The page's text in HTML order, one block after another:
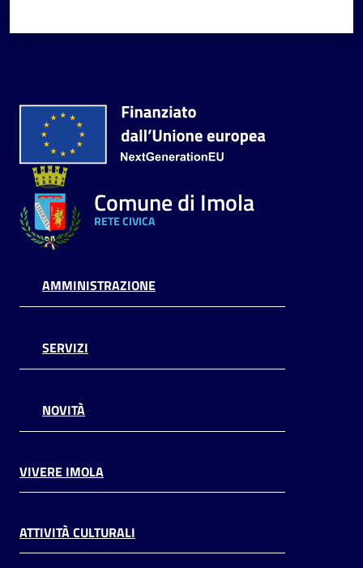
Comune di Imola
RETE CIVICA
AMMINISTRAZIONE
SERVIZI
NOVITÀ
VIVERE IMOLA
ATTIVITÀ CULTURALI